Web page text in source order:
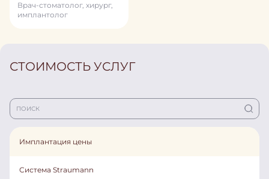
Врач-стоматолог, хирург,
имплантолог
СТОИМОСТЬ УСЛУГ
Имплантация цены
Система Straumann